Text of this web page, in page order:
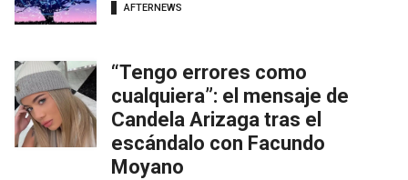
AFTERNEWS
“Tengo errores como
cualquiera”: el mensaje de
Candela Arizaga tras el
escándalo con Facundo
Moyano